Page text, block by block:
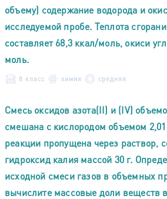
объему) содержание водорода и
исследуемой пробе. Теплота
составляет 68,3 ккал/моль, окиси
моль.
8 класс химия средняя
Смесь оксидов азота(II) и (IV)
смешана с кислородом объемом
реакции пропущена через раствор,
гидроксид калия массой 30 г.
исходной смеси газов в объемных
вычислите массовые доли веществ